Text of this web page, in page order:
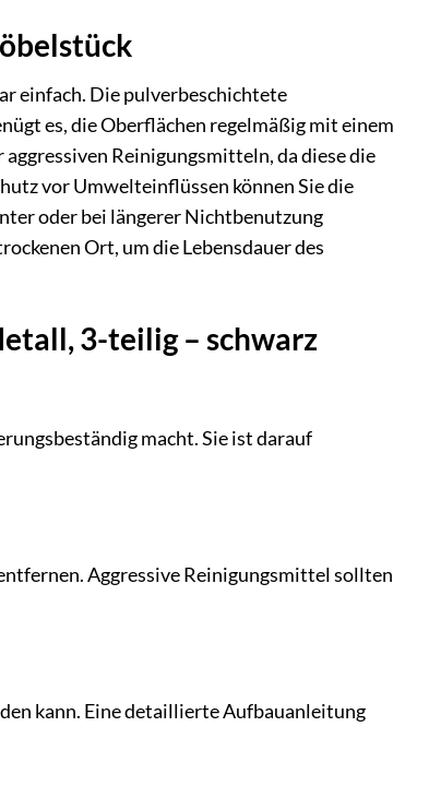
einfach. Die pulverbeschichtete
es, die Oberflächen regelmäßig mit einem
Reinigungsmitteln, da diese die
vor Umwelteinflüssen können Sie die
oder bei längerer Nichtbenutzung
Ort, um die Lebensdauer des
3-teilig – schwarz
macht. Sie ist darauf
Aggressive Reinigungsmittel sollten
kann. Eine detaillierte Aufbauanleitung